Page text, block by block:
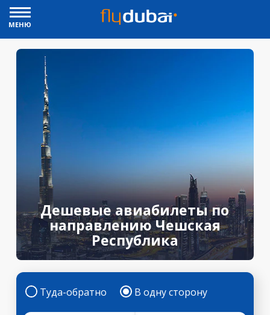
МЕНЮ
Дешевые авиабилеты по
направлению Чешская
Республика
Туда-обратно В одну сторону